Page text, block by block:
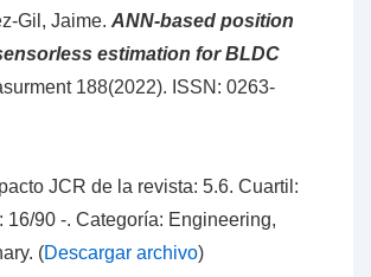
Gil, Jaime. ANN-based position
estimation for BLDC
188(2022). ISSN: 0263-
JCR de la revista: 5.6. Cuartil:
16/90 -. Categoría: Engineering,
(Descargar archivo)